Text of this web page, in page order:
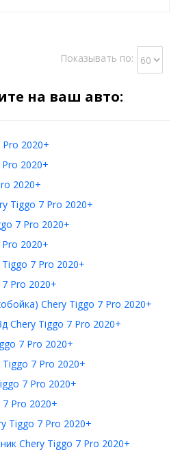
Показывать по:
на ваш авто:
2020+
2020+
2020+
Tiggo 7 Pro 2020+
7 Pro 2020+
2020+
7 Pro 2020+
Pro 2020+
Chery Tiggo 7 Pro 2020+
Chery Tiggo 7 Pro 2020+
7 Pro 2020+
7 Pro 2020+
7 Pro 2020+
Pro 2020+
Tiggo 7 Pro 2020+
Chery Tiggo 7 Pro 2020+